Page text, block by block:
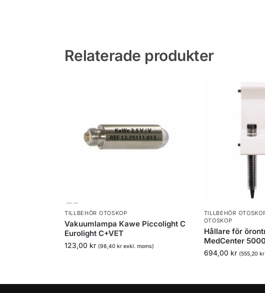
Relaterade produkter
TILLBEHÖR OTOSKOP
Vakuumlampa Kawe Piccolight C
Eurolight C+VET
123,00 kr (98,40 krexkl. moms)
TILLBEHÖR
OTOSKOP
Hållare för
MedCenter
694,00 kr (555,20 kr